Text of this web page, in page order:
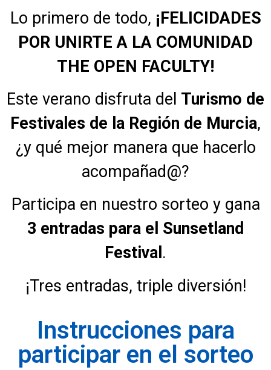
Lo primero de todo, ¡FELICIDADES
POR UNIRTE A LA COMUNIDAD
THE OPEN FACULTY!
Este verano disfruta del Turismo de
Festivales de la Región de Murcia,
¿y qué mejor manera que hacerlo
acompañad@?
Participa en nuestro sorteo y gana
3 entradas para el Sunsetland
Festival .
¡Tres entradas, triple diversión!
Instrucciones para
participar en el sorteo